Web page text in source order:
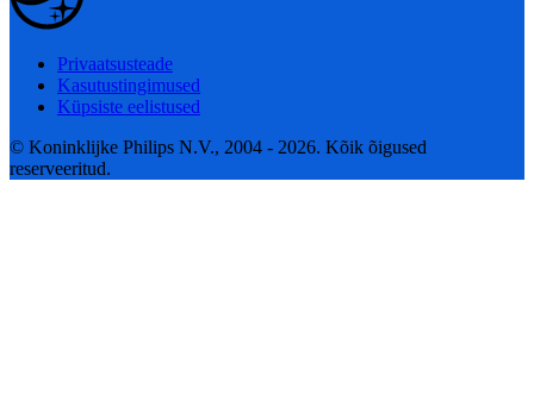
Privaatsusteade
Kasutustingimused
Küpsiste eelistused
© Koninklijke Philips N.V., 2004 - 2026. Kõik õigused
reserveeritud.